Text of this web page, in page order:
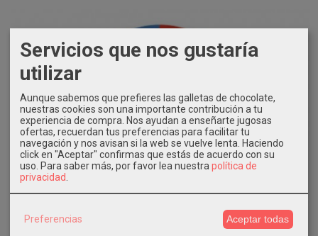
Servicios que nos gustaría
utilizar
Aunque sabemos que prefieres las galletas de chocolate,
nuestras cookies son una importante contribución a tu
experiencia de compra. Nos ayudan a enseñarte jugosas
ofertas, recuerdan tus preferencias para facilitar tu
navegación y nos avisan si la web se vuelve lenta. Haciendo
click en "Aceptar" confirmas que estás de acuerdo con su
uso. Para saber más, por favor lea nuestra política de
privacidad
Preferencias Aceptar todas